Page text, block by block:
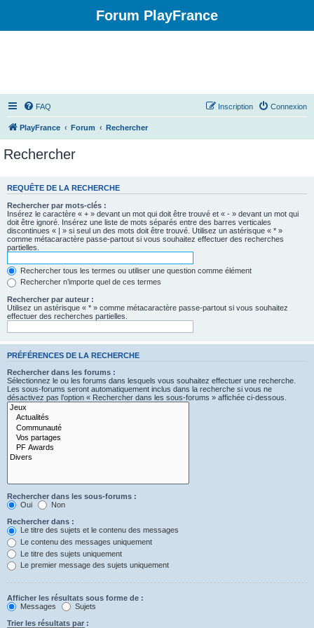
Forum PlayFrance
FAQ Connexion
Inscription
PlayFrance Forum Rechercher
Rechercher
REQUÊTE DE LA RECHERCHE
Rechercher par mots-clés :
Insérez le caractère « + » devant un mot qui doit être trouvé et « - » devant un mot qui
doit être ignoré. Insérez une liste de mots séparés entre des barres verticales
discontinues « | » si seul un des mots doit être trouvé. Utilisez un astérisque « * »
comme métacaractère passe-partout si vous souhaitez effectuer des recherches
partielles.
Rechercher tous les termes ou utiliser une question comme élément
Rechercher n’importe quel de ces termes
Rechercher par auteur :
Utilisez un astérisque « * » comme métacaractère passe-partout si vous souhaitez
effectuer des recherches partielles.
PRÉFÉRENCES DE LA RECHERCHE
Rechercher dans les forums :
Sélectionnez le ou les forums dans lesquels vous souhaitez effectuer une recherche.
Les sous-forums seront automatiquement inclus dans la recherche si vous ne
désactivez pas l’option « Rechercher dans les sous-forums » affichée ci-dessous.
Rechercher dans les sous-forums :
Oui
Non
Rechercher dans :
Le titre des sujets et le contenu des messages
Le contenu des messages uniquement
Le titre des sujets uniquement
Le premier message des sujets uniquement
Afficher les résultats sous forme de :
Messages
Sujets
Trier les résultats par :